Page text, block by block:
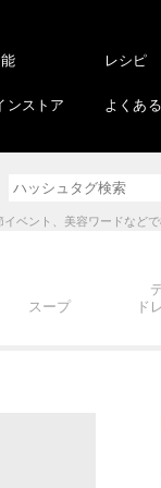
ンストア
レシピ
よくあ
イベント、美容ワードなどで
スープ
ド